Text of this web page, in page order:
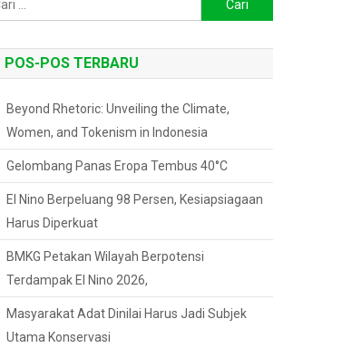
untuk:
POS-POS TERBARU
Beyond Rhetoric: Unveiling the Climate,
Women, and Tokenism in Indonesia
Gelombang Panas Eropa Tembus 40°C
El Nino Berpeluang 98 Persen, Kesiapsiagaan
Harus Diperkuat
BMKG Petakan Wilayah Berpotensi
Terdampak El Nino 2026,
Masyarakat Adat Dinilai Harus Jadi Subjek
Utama Konservasi